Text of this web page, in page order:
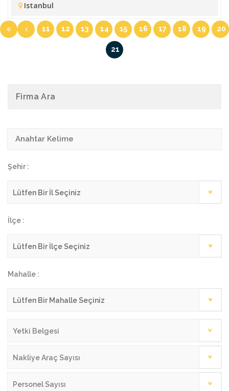
Istanbul
11 12 13 14 15 16 17 18 19 20
21
Firma Ara
Şehir :
İlçe :
Mahalle :
Yetki Belgesi
Nakliye Araç Sayısı
Personel Sayısı